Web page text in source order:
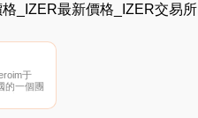
_IZER最新價格_IZER交易所
于
的一個團
買賣加